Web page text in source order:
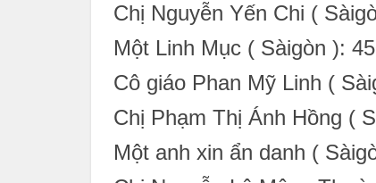
Chị Nguyễn Yến Chi (
Một Linh Mục ( Sàigòn ):
Cô giáo Phan Mỹ Linh (
Chị Phạm Thị Ánh Hồng (
Một anh xin ẩn danh (